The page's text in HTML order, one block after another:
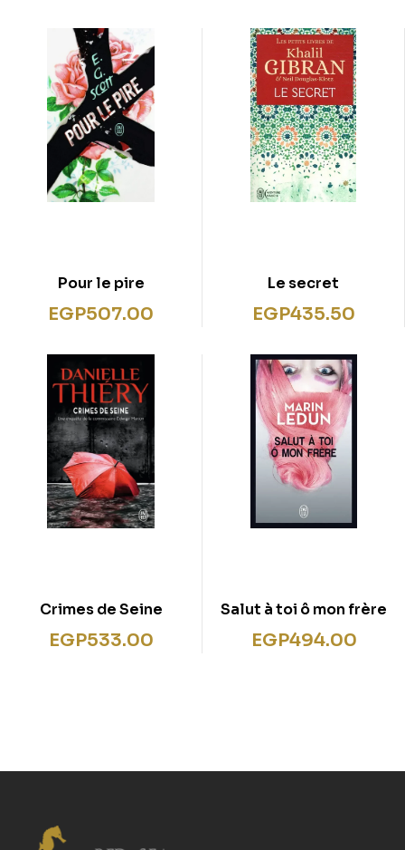
Pour le pire
EGP507.00
Le secret
EGP435.50
Crimes de Seine
EGP533.00
Salut à toi ô mon frère
EGP494.00